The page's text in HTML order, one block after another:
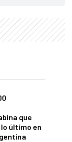
que
último en